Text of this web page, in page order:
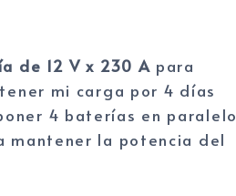
de 12 V x 230 A para
mi carga por 4 días
4 baterías en paralelo
mantener la potencia del